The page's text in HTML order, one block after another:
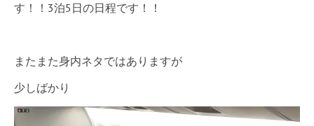
す！！3泊5日の日程です！！
またまた身内ネタではありますが
少しばかり